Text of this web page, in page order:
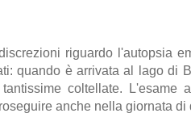
riguardo l'autopsia
quando è arrivata al lago di
coltellate. L'esame
anche nella giornata di